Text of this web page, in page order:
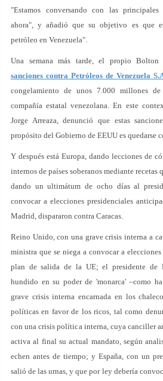
"Estamos conversando con las principales
ahora", y añadió que su objetivo es que
petróleo en Venezuela".
Una semana más tarde, el propio Bolton
sanciones contra Petróleos de Venezuela
congelamiento de unos 7.000 millones
compañía estatal venezolana. En este
Jorge Arreaza, denunció que estas
propósito del Gobierno de EEUU es quedarse
Y después está Europa, dando lecciones de
internos de países soberanos mediante recetas
dando un ultimátum de ocho días al
convocar a elecciones presidenciales
Madrid, dispararon contra Caracas.
Reino Unido, con una grave crisis interna a
ministra que se niega a convocar a
plan de salida de la UE; el presidente de
hundido en su poder de 'monarca' –como
grave crisis interna encarnada en los
políticas en favor de los ricos, tal como
con una crisis política interna, cuya canciller
activa al final su actual mandato, según
echen antes de tiempo; y España, con un
salió de las urnas, y que por ley debería